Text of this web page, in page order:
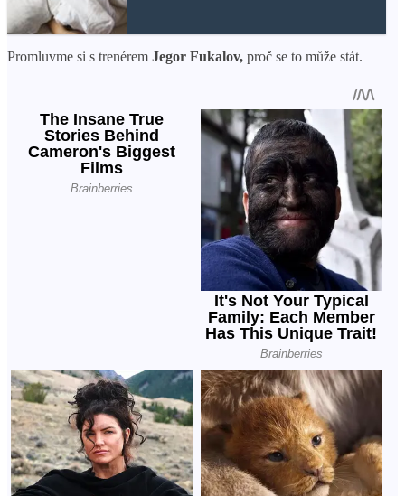
Promluvme si s trenérem Jegor Fukalov, proč se to může stát.